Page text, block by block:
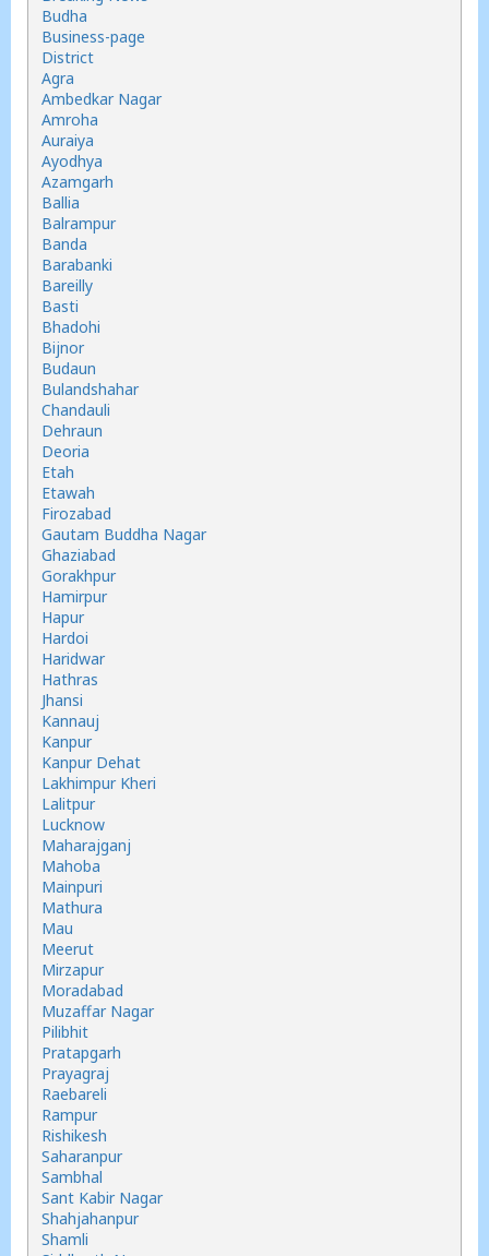
Budha
Business-page
District
Agra
Ambedkar Nagar
Amroha
Auraiya
Ayodhya
Azamgarh
Ballia
Balrampur
Banda
Barabanki
Bareilly
Basti
Bhadohi
Bijnor
Budaun
Bulandshahar
Chandauli
Dehraun
Deoria
Etah
Etawah
Firozabad
Gautam Buddha Nagar
Ghaziabad
Gorakhpur
Hamirpur
Hapur
Hardoi
Haridwar
Hathras
Jhansi
Kannauj
Kanpur
Kanpur Dehat
Lakhimpur Kheri
Lalitpur
Lucknow
Maharajganj
Mahoba
Mainpuri
Mathura
Mau
Meerut
Mirzapur
Moradabad
Muzaffar Nagar
Pilibhit
Pratapgarh
Prayagraj
Raebareli
Rampur
Rishikesh
Saharanpur
Sambhal
Sant Kabir Nagar
Shahjahanpur
Shamli